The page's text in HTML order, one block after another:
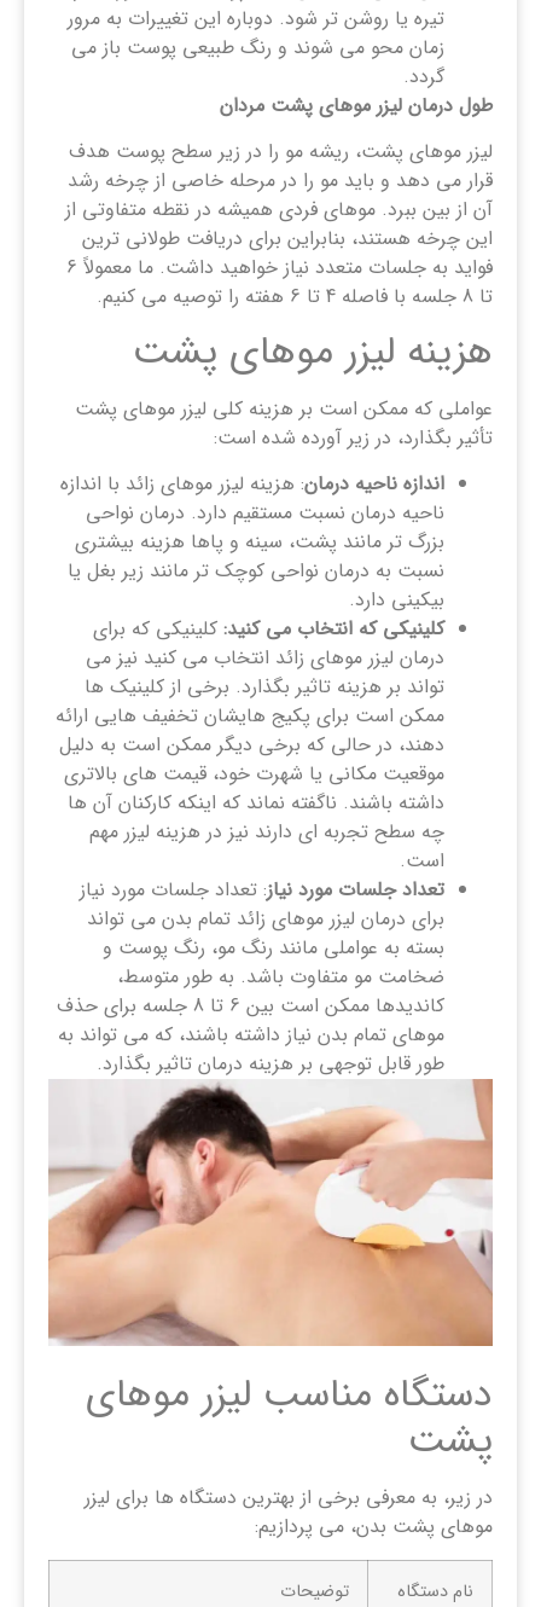
تیره یا روشن تر شود. دوباره این تغییرات به مرور
زمان محو می شوند و رنگ طبیعی پوست باز می
گردد.
طول درمان لیزر موهای پشت مردان
لیزر موهای پشت، ریشه مو را در زیر سطح پوست هدف
قرار می دهد و باید مو را در مرحله خاصی از چرخه رشد
آن از بین ببرد. موهای فردی همیشه در نقطه متفاوتی از
این چرخه هستند، بنابراین برای دریافت طولانی ‌ترین
فواید به جلسات متعدد نیاز خواهید داشت. ما معمولاً 6
تا 8 جلسه با فاصله 4 تا 6 هفته را توصیه می کنیم.
هزینه لیزر موهای پشت
عواملی که ممکن است بر هزینه کلی لیزر موهای پشت
تأثیر بگذارد، در زیر آورده شده است:
اندازه ناحیه درمان: هزینه لیزر موهای زائد با اندازه
ناحیه درمان نسبت مستقیم دارد. درمان نواحی
بزرگ تر مانند پشت، سینه و پاها هزینه بیشتری
نسبت به درمان نواحی کوچک تر مانند زیر بغل یا
بیکینی دارد.
کلینیکی که انتخاب می کنید: کلینیکی که برای
درمان لیزر موهای زائد انتخاب می کنید نیز می
تواند بر هزینه تاثیر بگذارد. برخی از کلینیک ‌ها
ممکن است برای پکیج هایشان تخفیف‌ هایی ارائه
دهند، در حالی که برخی دیگر ممکن است به دلیل
موقعیت مکانی یا شهرت خود، قیمت‌ های بالاتری
داشته باشند. ناگفته نماند که اینکه کارکنان آن ها
چه سطح تجربه ای دارند نیز در هزینه لیزر مهم
است.
تعداد جلسات مورد نیاز: تعداد جلسات مورد نیاز
برای درمان لیزر موهای زائد تمام بدن می تواند
بسته به عواملی مانند رنگ مو، رنگ پوست و
ضخامت مو متفاوت باشد. به طور متوسط،
کاندیدها ممکن است بین 6 تا 8 جلسه برای حذف
موهای تمام بدن نیاز داشته باشند، که می تواند به
طور قابل توجهی بر هزینه درمان تاثیر بگذارد.
دستگاه مناسب لیزر موهای
پشت
در زیر، به معرفی برخی از بهترین دستگاه ها برای لیزر
موهای پشت بدن، می پردازیم:
نام دستگاه توضیحات